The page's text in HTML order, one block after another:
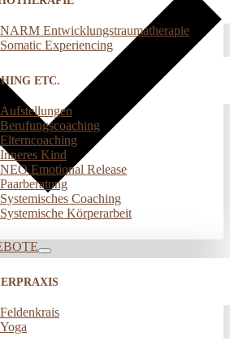
NARM Entwicklungstraumatherapie
Somatic Experiencing
ETC.
Aufstellungen
Berufungscoaching
Elterncoaching
Inneres Kind
NEO Emotional Release
Paarberatung
Systemisches Coaching
Systemische Körperarbeit
Feldenkrais
Yoga